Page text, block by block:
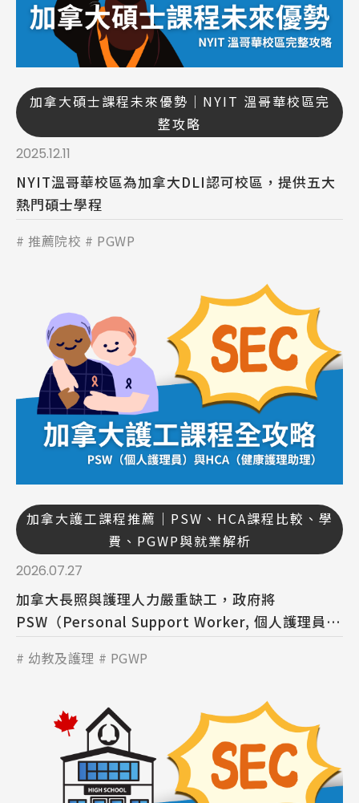
加拿大碩士課程未來優勢｜NYIT 溫哥華校區完
整攻略
2025.12.11
NYIT溫哥華校區為加拿大DLI認可校區，提供五大
熱門碩士學程
推薦院校 PGWP
加拿大護工課程推薦｜PSW、HCA課程比較、學
費、PGWP與就業解析
2026.07.27
加拿大長照與護理人力嚴重缺工，政府將
PSW（Personal Support Worker, 個人護理員）
與 HCA（Health Care Assistant, 健康護理助
理）列為緊缺職業。
幼教及護理 PGWP